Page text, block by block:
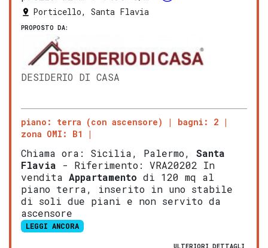
Porticello, Santa Flavia
PROPOSTO DA:
DESIDERIO DI CASA
piano: terra (con ascensore)
bagni: 2
zona OMI: B1
Chiama ora: Sicilia, Palermo, Santa
Flavia - Riferimento: VRA20202 In
vendita Appartamento di 120 mq al
piano terra, inserito in uno stabile
di soli due piani e non servito da
ascensore
LEGGI ANCORA
ULTERIORI DETTAGLI